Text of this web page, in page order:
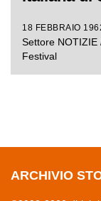
18 FEBBRAIO
Settore NOTIZIE
Festival
ARCHIVIO